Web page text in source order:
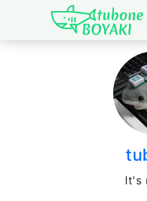
It's